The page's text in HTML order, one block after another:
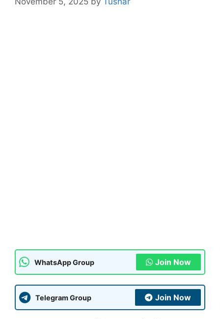
WhatsApp Group Join Now
Telegram Group Join Now